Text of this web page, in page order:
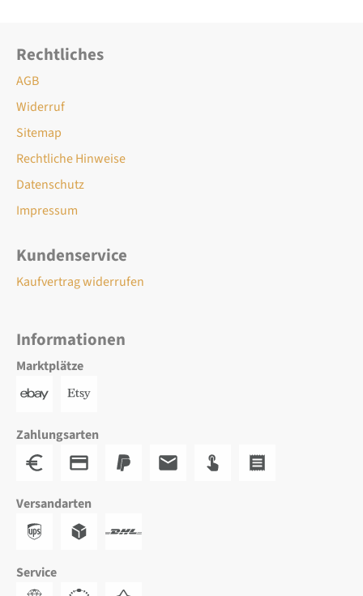
Rechtliches
AGB
Widerruf
Sitemap
Rechtliche Hinweise
Datenschutz
Impressum
Kundenservice
Kaufvertrag widerrufen
Informationen
Marktplätze
Zahlungsarten
Versandarten
Service